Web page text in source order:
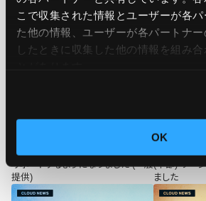
こで収集された情報とユーザーが各
た他の情報、ユーザーが各パートナ
したときに収集した他の情報を組み合
OK
関連記事
Amazon Bedrock が RAG 評価を
サポートするようになりました (一般
提供)
(中部) リー
ました